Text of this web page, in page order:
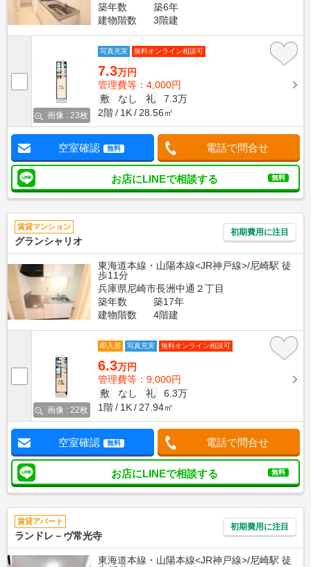
築年数
築6年
建物階数
3階建
画像 : 23枚
写真充実 無料オンライン相談可
7.3万円
管理費等：4,000円
敷
なし 礼
7.3万
2階
1K 28.56㎡
空室確認 無料 電話で問合せ
お店にLINEで相談する 無料
賃貸マンション
グランシャリオ
初期費用に注目
東海道本線・山陽本線<JR神戸線>/尼崎駅 徒
歩11分
兵庫県尼崎市長洲中通２丁目
築年数
築17年
建物階数
4階建
画像 : 22枚
即入居 写真充実 無料オンライン相談可
6.3万円
管理費等：9,000円
敷
なし 礼
6.3万
1階
1K 27.94㎡
空室確認 無料 電話で問合せ
お店にLINEで相談する 無料
賃貸アパート
ランドレ－ヴ常光寺
初期費用に注目
東海道本線・山陽本線<JR神戸線>/尼崎駅 徒